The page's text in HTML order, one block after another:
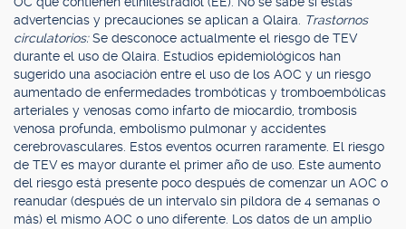
advertencias y precauciones se aplican a Qlaira.
Trastornos
circulatorios:Se desconoce actualmente el riesgo de TEV
durante el uso de Qlaira. Estudios epidemiológicos han
sugerido una asociación entre el uso de los AOC y un riesgo
aumentado de enfermedades trombóticas y tromboembólicas
arteriales y venosas como infarto de miocardio, trombosis
venosa profunda, embolismo pulmonar y accidentes
cerebrovasculares. Estos eventos ocurren raramente. El riesgo
de TEV es mayor durante el primer año de uso. Este aumento
del riesgo está presente poco después de comenzar un AOC o
reanudar (después de un intervalo sin píldora de 4 semanas o
más) el mismo AOC o uno diferente. Los datos de un amplio